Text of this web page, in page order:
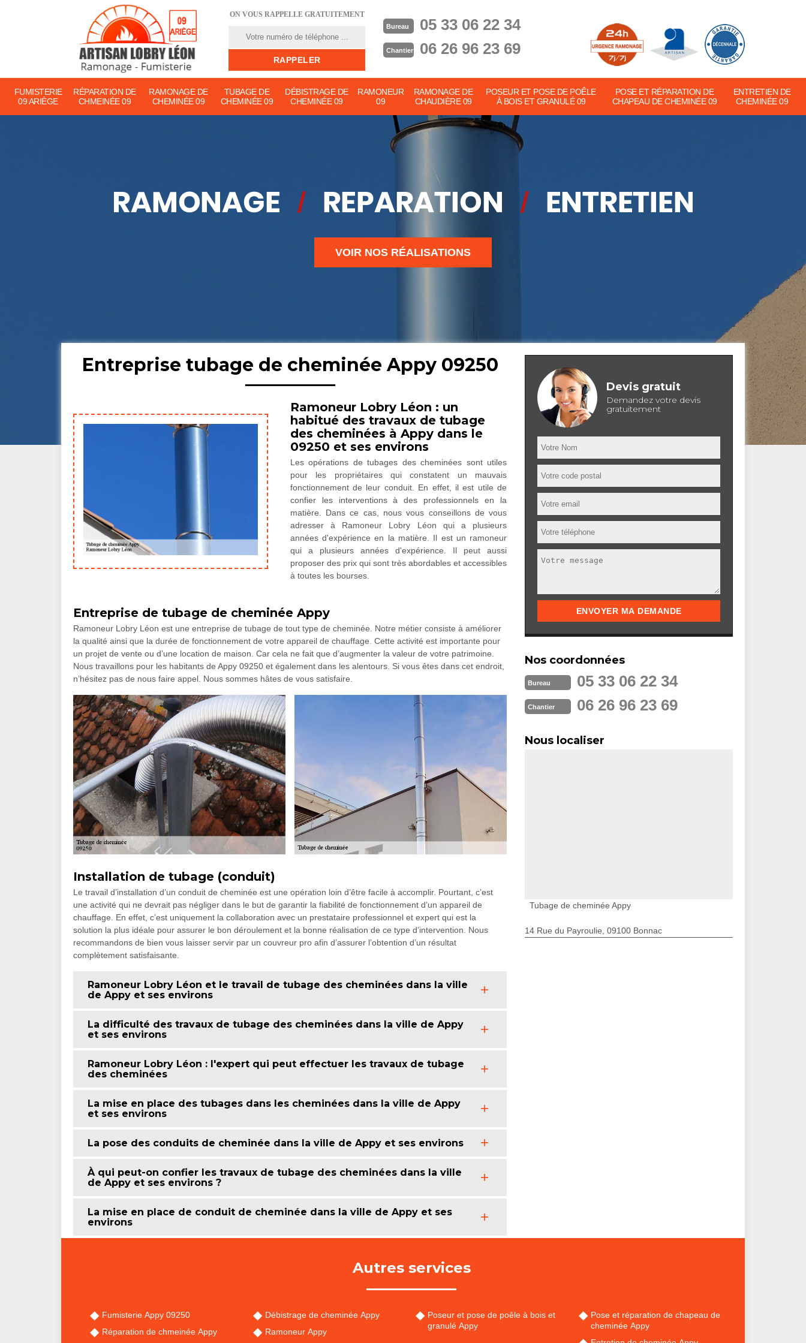
ON VOUS RAPPELLE GRATUITEMENT
Bureau 05 33 06 22 34
Chantier 06 26 96 23 69
FUMISTERIE
09 ARIÈGE
RÉPARATION DE
CHMEINÉE 09
RAMONAGE DE
CHEMINÉE 09
TUBAGE DE
CHEMINÉE 09
DÉBISTRAGE DE
CHEMINÉE 09
RAMONEUR
09
RAMONAGE DE
CHAUDIÈRE 09
POSEUR ET POSE DE POÊLE
À BOIS ET GRANULÉ 09
POSE ET RÉPARATION DE
CHAPEAU DE CHEMINÉE 09
ENTRETIEN DE
CHEMINÉE 09
VOIR NOS RÉALISATIONS
Entreprise tubage de cheminée Appy 09250
Ramoneur Lobry Léon : un
habitué des travaux de tubage
des cheminées à Appy dans le
09250 et ses environs
Les opérations de tubages des cheminées sont utiles
pour les propriétaires qui constatent un mauvais
fonctionnement de leur conduit. En effet, il est utile de
confier les interventions à des professionnels en la
matière. Dans ce cas, nous vous conseillons de vous
adresser à Ramoneur Lobry Léon qui a plusieurs
années d'expérience en la matière. Il est un ramoneur
qui a plusieurs années d'expérience. Il peut aussi
proposer des prix qui sont très abordables et accessibles
à toutes les bourses.
Entreprise de tubage de cheminée Appy
Ramoneur Lobry Léon est une entreprise de tubage de tout type de cheminée. Notre métier consiste à améliorer
la qualité ainsi que la durée de fonctionnement de votre appareil de chauffage. Cette activité est importante pour
un projet de vente ou d’une location de maison. Car cela ne fait que d’augmenter la valeur de votre patrimoine.
Nous travaillons pour les habitants de Appy 09250 et également dans les alentours. Si vous êtes dans cet endroit,
n’hésitez pas de nous faire appel. Nous sommes hâtes de vous satisfaire.
Installation de tubage (conduit)
Le travail d’installation d’un conduit de cheminée est une opération loin d’être facile à accomplir. Pourtant, c’est
une activité qui ne devrait pas négliger dans le but de garantir la fiabilité de fonctionnement d’un appareil de
chauffage. En effet, c’est uniquement la collaboration avec un prestataire professionnel et expert qui est la
solution la plus idéale pour assurer le bon déroulement et la bonne réalisation de ce type d’intervention. Nous
recommandons de bien vous laisser servir par un couvreur pro afin d’assurer l’obtention d’un résultat
complètement satisfaisante.
Ramoneur Lobry Léon et le travail de tubage des cheminées dans la ville
de Appy et ses environs
La difficulté des travaux de tubage des cheminées dans la ville de Appy
et ses environs
Ramoneur Lobry Léon : l'expert qui peut effectuer les travaux de tubage
des cheminées
La mise en place des tubages dans les cheminées dans la ville de Appy
et ses environs
La pose des conduits de cheminée dans la ville de Appy et ses environs
À qui peut-on confier les travaux de tubage des cheminées dans la ville
de Appy et ses environs ?
La mise en place de conduit de cheminée dans la ville de Appy et ses
environs
Devis gratuit
Demandez votre devis
gratuitement
Nos coordonnées
Bureau 05 33 06 22 34
Chantier 06 26 96 23 69
Nous localiser
Tubage de cheminée Appy
14 Rue du Payroulie, 09100 Bonnac
Autres services
Fumisterie Appy 09250
Réparation de chmeinée Appy
Débistrage de cheminée Appy
Ramoneur Appy
Poseur et pose de poêle à bois et
granulé Appy
Pose et réparation de chapeau de
cheminée Appy